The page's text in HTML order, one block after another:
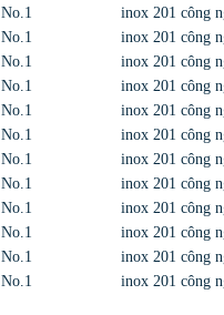
No.1
inox 201 công
No.1
inox 201 công
No.1
inox 201 công
No.1
inox 201 công
No.1
inox 201 công
No.1
inox 201 công
No.1
inox 201 công
No.1
inox 201 công
No.1
inox 201 công
No.1
inox 201 công
No.1
inox 201 công
No.1 inox 201 công